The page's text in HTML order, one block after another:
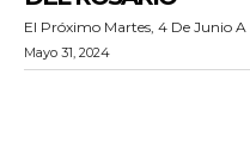
El Próximo Martes, 4 De Junio A
Mayo 31, 2024